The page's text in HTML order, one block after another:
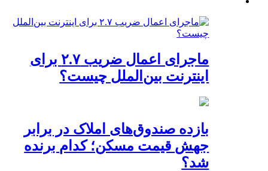
ماجرای اعمال ضریب ۲.۷ برای
اینترنت بین‌الملل چیست؟
بازده صندوق‌های املاک در برابر
جهش قیمت مسکن؛ کدام برنده
شد؟